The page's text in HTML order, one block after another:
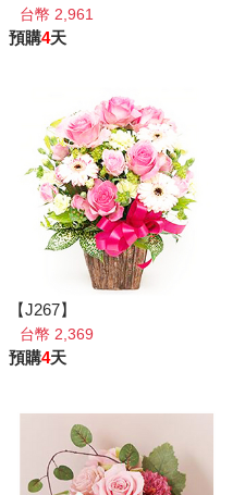
台幣 2,961
預購4天
【J267】
台幣 2,369
預購4天